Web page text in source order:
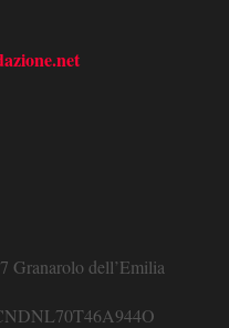
Granarolo dell’Emilia